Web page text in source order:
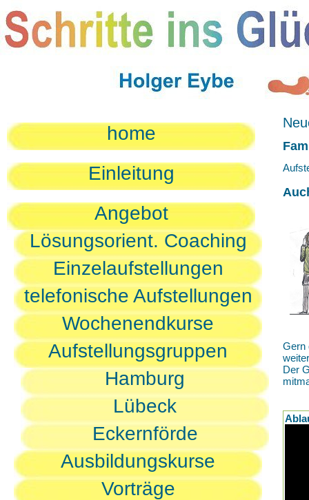
home
Einleitung
Angebot
Lösungsorient. Coaching
Einzelaufstellungen
telefonische Aufstellungen
Wochenendkurse
Aufstellungsgruppen
Hamburg
Lübeck
Eckernförde
Ausbildungskurse
Vorträge
Gern
Der